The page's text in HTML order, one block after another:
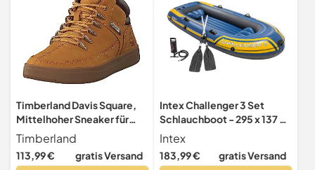
Timberland Davis Square,
Mittelhoher Sneaker für
Herren, EU 43.5
Timberland
113,99 € gratis Versand
Intex Challenger 3 Set
Schlauchboot - 295 x 137 x
43 cm - 3-teilig - Blau /
Gelb, 68370NP, 6.5 cm
Intex
183,99 € gratis Versand